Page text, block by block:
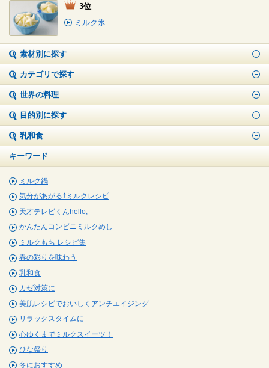
3位
ミルク氷
素材別に探す
カテゴリで探す
世界の料理
目的別に探す
乳和食
キーワード
ミルク鍋
気分があがる⤴ミルクレシピ
天才テレビくんhello,
かんたんコンビニミルクめし
ミルクもち レシピ集
春の彩りを味わう
乳和食
カゼ対策に
美肌レシピでおいしくアンチエイジング
リラックスタイムに
心ゆくまでミルクスイーツ！
ひな祭り
冬におすすめ